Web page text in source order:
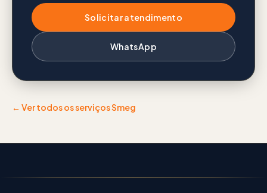
Solicitar atendimento
WhatsApp
← Ver todos os serviçosSmeg